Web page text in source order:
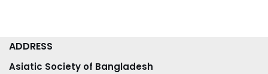
ADDRESS
Asiatic Society of Bangladesh